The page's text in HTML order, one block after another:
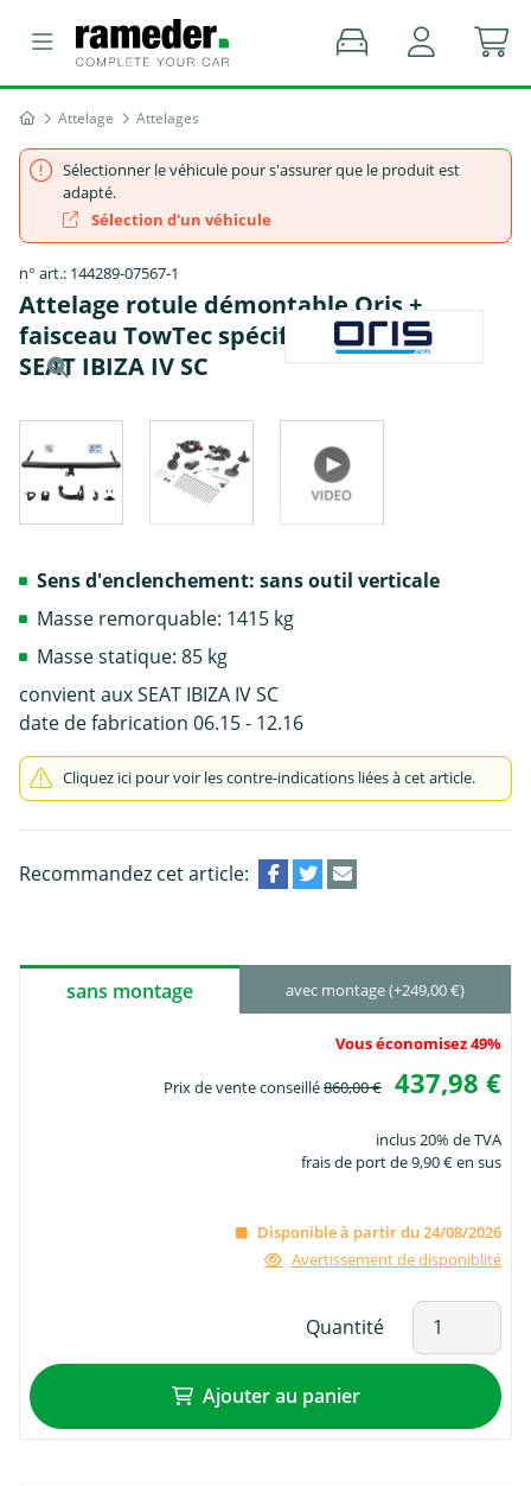
Attelage Attelages
Sélectionner le véhicule pour s'assurer que le produit est
adapté.
Sélection d'un véhicule
n° art.: 144289-07567-1
Attelage rotule démontable Oris +
faisceau TowTec spécifique 7 broches -
SEAT IBIZA IV SC
Sens d'enclenchement: sans outil verticale
Masse remorquable: 1415 kg
Masse statique: 85 kg
convient aux SEAT IBIZA IV SC
date de fabrication 06.15 - 12.16
Cliquez ici pour voir les contre-indications liées à cet article.
Recommandez cet article:
sans montage avec montage (+249,00 €)
Vous économisez 49%
Prix de vente conseillé860,00 € 437,98 €
inclus 20% de TVA
frais de port de 9,90 € en sus
Disponible à partir du 24/08/2026
Avertissement de disponiblité
Quantité
Ajouter au panier